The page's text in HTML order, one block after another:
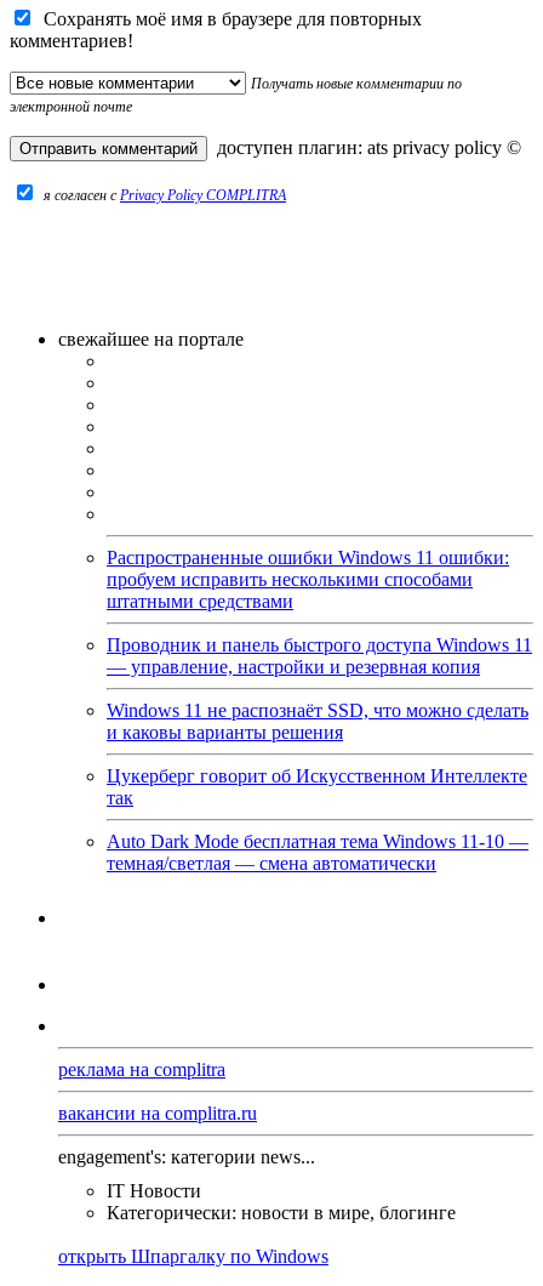
Сохранять моё имя в браузере для повторных
комментариев!
Получать новые комментарии по
электронной почте
доступен плагин: ats privacy policy ©
я согласен cPrivacy Policy COMPLITRA
свежайшее на портале
Распространенные ошибки Windows 11 ошибки:
пробуем исправить несколькими способами
штатными средствами
Проводник и панель быстрого доступа Windows 11
— управление, настройки и резервная копия
Windows 11 не распознаёт SSD, что можно сделать
и каковы варианты решения
Цукерберг говорит об Искусственном Интеллекте
так
Auto Dark Mode бесплатная тема Windows 11-10 —
темная/светлая — смена автоматически
реклама на complitra
вакансии на complitra.ru
engagement's: категории news...
IT Новости
Категорически: новости в мире, блогинге
открыть Шпаргалку по Windows